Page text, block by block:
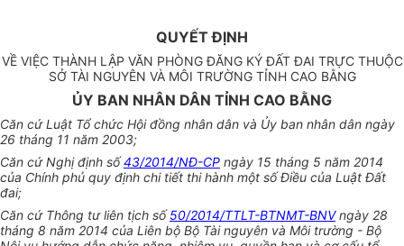
QUYẾT ĐỊNH
VỀ VIỆC THÀNH LẬP VĂN PHÒNG ĐĂNG KÝ ĐẤT ĐAI TRỰC THUỘC
SỞ TÀI NGUYÊN VÀ MÔI TRƯỜNG TỈNH CAO BẰNG
ỦY BAN NHÂN DÂN TỈNH CAO BẰNG
Căn cứ Luật Tổ chức Hội đồng nhân dân và Ủy ban nhân dân ngày
26 tháng 11 năm 2003;
Căn cứ Nghị định số43/2014/NĐ-CP ngày 15 tháng 5 năm 2014
của Chính phủ quy định chi tiết thi hành một số Điều của Luật Đất
đai;
Căn cứ Thông tư liên tịch số50/2014/TTLT-BTNMT-BNVngày 28
tháng 8 năm 2014 của Liên bộ Bộ Tài nguyên và Môi trường - Bộ